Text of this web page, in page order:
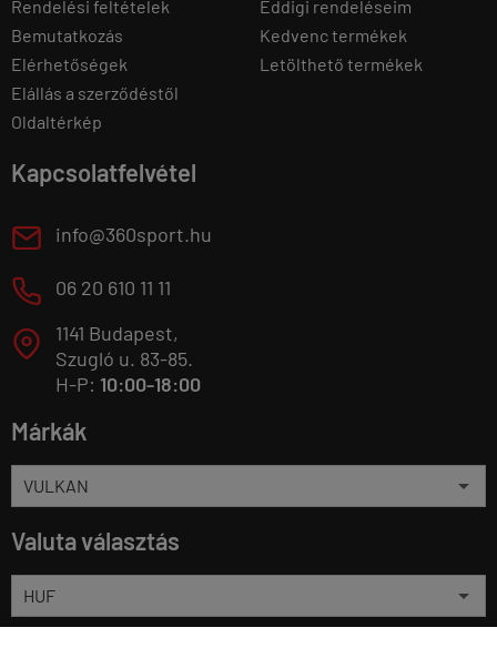
Rendelési feltételek
Bemutatkozás
Elérhetőségek
Elállás a szerződéstől
Oldaltérkép
Eddigi rendeléseim
Kedvenc termékek
Letölthető termékek
Kapcsolatfelvétel
E info@360sport.hu
M 06 20 610 11 11
T
1141 Budapest,
Szugló u. 83-85.
H-P: 10:00-18:00
Márkák
Valuta választás